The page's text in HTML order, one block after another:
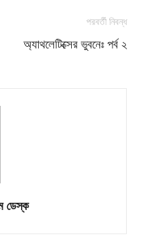
পরবর্তী নিবন্ধ
অ্যাথলেটিক্সের ভুবনেঃ পর্ব ২
ডেস্ক